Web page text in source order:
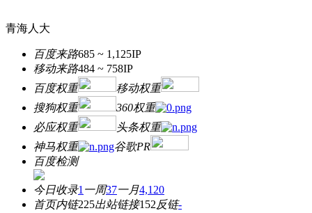
青海人大
百度来路685 ~ 1,125IP
移动来路484 ~ 758IP
百度权重
移动权重
搜狗权重
360权重
必应权重
头条权重
神马权重
谷歌PR
百度检测
今日收录1 一周37一月4,120
首页内链225出站链接152反链-